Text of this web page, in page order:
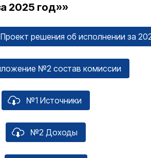
2025 год»»
решения об исполнении за
№2 состав комиссии
№1 Источники
№2 Доходы